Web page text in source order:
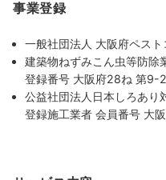
事業登録
一般社団法人 大阪府ペス
建築物ねずみこん虫等防除
登録番号 大阪府28ね 第9-
公益社団法人日本しろあり
登録施工業者 会員番号 大